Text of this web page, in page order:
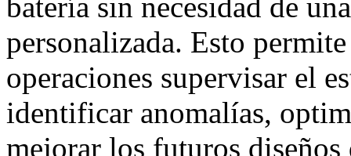
personalizada. Esto
operaciones supervisar el
identificar anomalías,
mejorar los futuros